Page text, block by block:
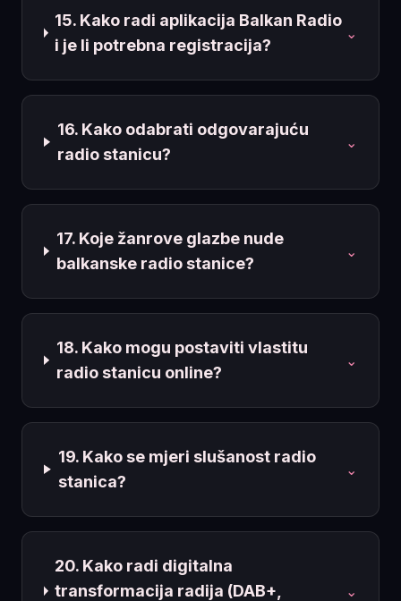
15. Kako radi aplikacija Balkan Radio
i je li potrebna registracija?
⌄
16. Kako odabrati odgovarajuću
radio stanicu?
⌄
17. Koje žanrove glazbe nude
balkanske radio stanice?
⌄
18. Kako mogu postaviti vlastitu
radio stanicu online?
⌄
19. Kako se mjeri slušanost radio
stanica?
⌄
20. Kako radi digitalna
transformacija radija (DAB+,
⌄